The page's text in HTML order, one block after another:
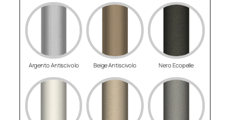
Argento Antiscivolo Beige Antiscivolo Nero Ecopelle